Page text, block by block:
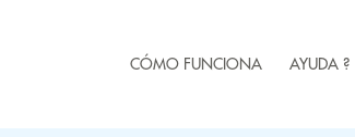
CÓMO FUNCIONA AYUDA ?